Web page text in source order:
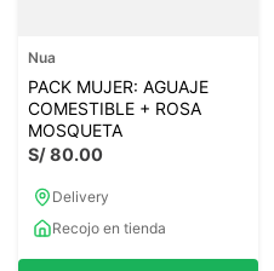
Nua
PACK MUJER: AGUAJE
COMESTIBLE + ROSA
MOSQUETA
S/80.00
Delivery
Recojo en tienda